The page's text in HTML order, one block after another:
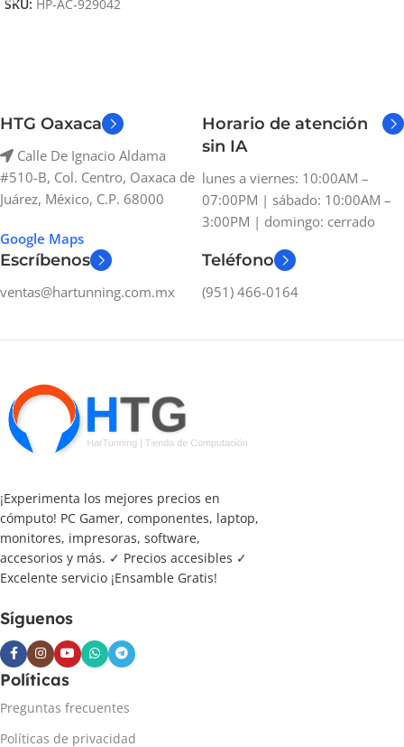
SKU: HP-AC-929042
HTG Oaxaca
Calle De Ignacio Aldama
#510-B, Col. Centro, Oaxaca de
Juárez, México, C.P. 68000
Google Maps
Horario de atención
sin IA
lunes a viernes: 10:00AM –
07:00PM | sábado: 10:00AM –
3:00PM | domingo: cerrado
Escríbenos
ventas@hartunning.com.mx
Teléfono
(951) 466-0164
¡Experimenta los mejores precios en
cómputo! PC Gamer, componentes, laptop,
monitores, impresoras, software,
accesorios y más. ✓ Precios accesibles ✓
Excelente servicio ¡Ensamble Gratis!
Síguenos
Políticas
Preguntas frecuentes
Políticas de privacidad